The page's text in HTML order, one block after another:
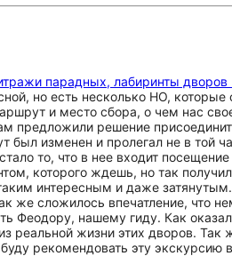
парадных, лабиринты
но есть несколько НО,
и место сбора, о чем нас
предложили решение
изменен и пролегал не в той
то, что в нее входит
которого ждешь, но так
интересным и даже
же сложилось впечатление, что
Феодору, нашему гиду. Как
реальной жизни этих дворов.
рекомендовать эту экскурсию